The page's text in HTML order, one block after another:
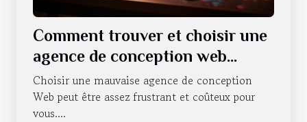
Comment trouver et choisir une
agence de conception web
professionnelle ?
Choisir une mauvaise agence de conception
Web peut être assez frustrant et coûteux pour
vous....